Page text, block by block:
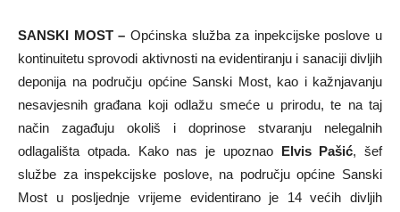
SANSKI MOST – Općinska služba za inpekcijske poslove u
kontinuitetu sprovodi aktivnosti na evidentiranju i sanaciji divljih
deponija na području općine Sanski Most, kao i kažnjavanju
nesavjesnih građana koji odlažu smeće u prirodu, te na taj
način zagađuju okoliš i doprinose stvaranju nelegalnih
odlagališta otpada. Kako nas je upoznao Elvis Pašić, šef
službe za inspekcijske poslove, na području općine Sanski
Most u posljednje vrijeme evidentirano je 14 većih divljih